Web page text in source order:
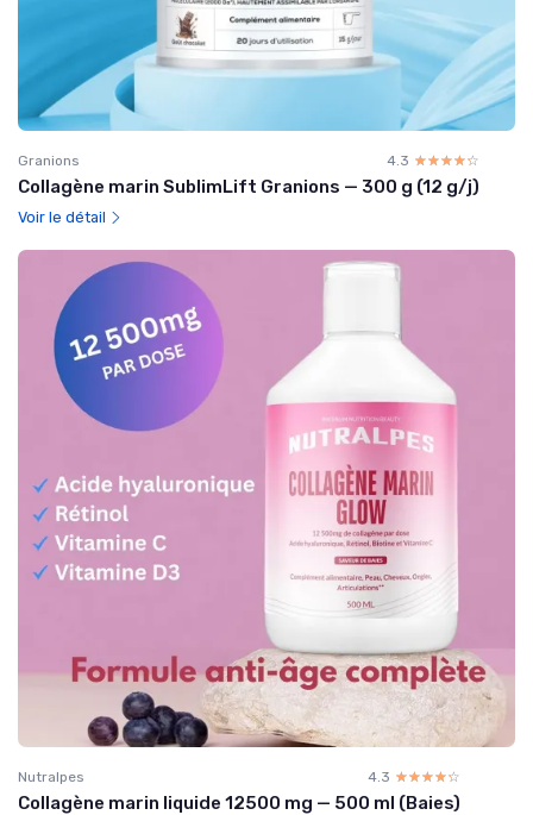
Granions 4.3 ☆☆☆☆☆
★★★★★
Collagène marin SublimLift Granions — 300 g (12 g/j)
Voir le détail
Nutralpes 4.3 ☆☆☆☆☆
★★★★★
Collagène marin liquide 12500 mg — 500 ml (Baies)